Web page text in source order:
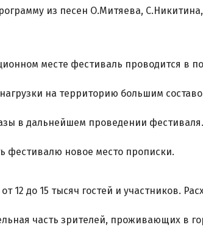
из песен О.Митяева,
месте фестиваль проводится в
на территорию большим
в дальнейшем проведении
фестивалю новое место прописки.
до 15 тысяч гостей и участников.
часть зрителей, проживающих в